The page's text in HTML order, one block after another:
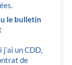
le bulletin
un CDD,
de